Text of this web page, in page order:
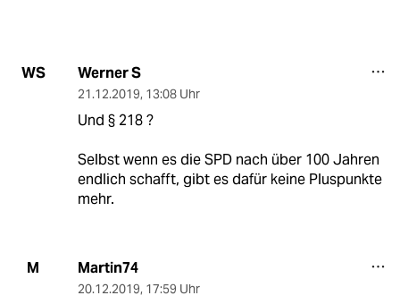
WS Werner S
21.12.2019, 13:08 Uhr
Und § 218 ?
Selbst wenn es die SPD nach über 100 Jahren
endlich schafft, gibt es dafür keine Pluspunkte
mehr.
M Martin74
20.12.2019, 17:59 Uhr